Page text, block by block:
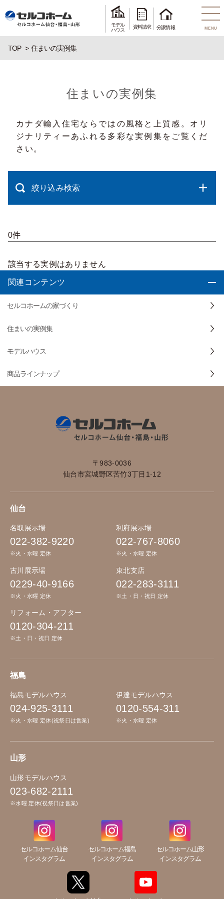
モデル
ハウス
資料請求 分譲情報 MENU
TOP 住まいの実例集
住まいの実例集
カナダ輸入住宅ならではの風格と上質感。オリ
ジナリティーあふれる多彩な実例集をご覧くだ
さい。
絞り込み検索
0件
該当する実例はありません
関連コンテンツ
セルコホームの家づくり
住まいの実例集
モデルハウス
商品ラインナップ
〒983-0036
仙台市宮城野区苦竹3丁目1-12
仙台
名取展示場
022-382-9220
※火・水曜 定休
利府展示場
022-767-8060
※火・水曜 定休
古川展示場
0229-40-9166
※火・水曜 定休
東北支店
022-283-3111
※土・日・祝日 定休
リフォーム・アフター
0120-304-211
※土・日・祝日 定休
福島
福島モデルハウス
024-925-3111
※火・水曜 定休(祝祭日は営業)
伊達モデルハウス
0120-554-311
※火・水曜 定休
山形
山形モデルハウス
023-682-2111
※水曜 定休(祝祭日は営業)
セルコホーム仙台
インスタグラム
セルコホーム福島
インスタグラム
セルコホーム山形
インスタグラム